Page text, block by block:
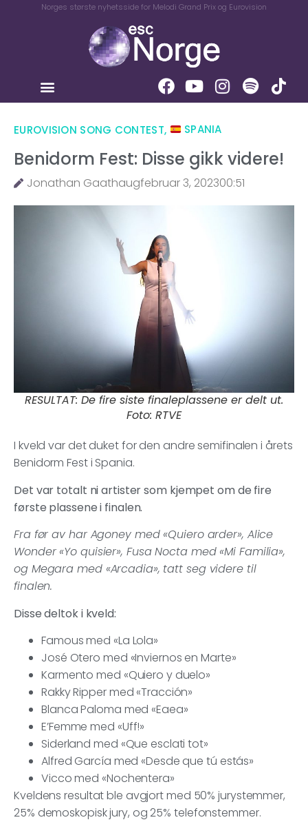
Norges største nyhetsside for Melodi Grand Prix og Eurovision
EUROVISION SONG CONTEST, SPANIA
Benidorm Fest: Disse gikk videre!
Jonathan Gaathaugfebruar 3, 202300:51
RESULTAT: De fire siste finaleplassene er delt ut.
Foto: RTVE
I kveld var det duket for den andre semifinalen i årets
Benidorm Fest i Spania.
Det var totalt ni artister som kjempet om de fire
første plassene i finalen.
Fra før av har Agoney med «Quiero arder», Alice
Wonder «Yo quisier», Fusa Nocta med «Mi Familia»,
og Megara med «Arcadia», tatt seg videre til
finalen.
Disse deltok i kveld:
Famous med «La Lola»
José Otero med «Inviernos en Marte»
Karmento med «Quiero y duelo»
Rakky Ripper med «Tracción»
Blanca Paloma med «Eaea»
E’Femme med «Uff!»
Siderland med «Que esclati tot»
Alfred García med «Desde que tú estás»
Vicco med «Nochentera»
Kveldens resultat ble avgjort med 50% jurystemmer,
25% demoskopisk jury, og 25% telefonstemmer.